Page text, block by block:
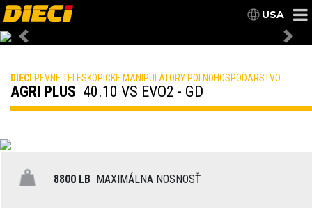
USA
Previous
DIECI PEVNE TELESKOPICKE MANIPULATORY POLNOHOSPODARSTVO
AGRI PLUS 40.10 VS EVO2 - GD
8800 LB MAXIMÁLNA NOSNOSŤ